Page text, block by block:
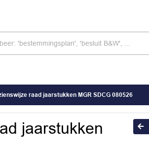
raad jaarstukken MGR SDCG 080526
jaarstukken